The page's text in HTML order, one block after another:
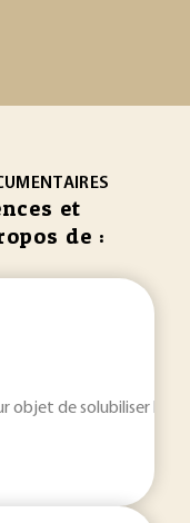
et
de :
objet de solubiliser la